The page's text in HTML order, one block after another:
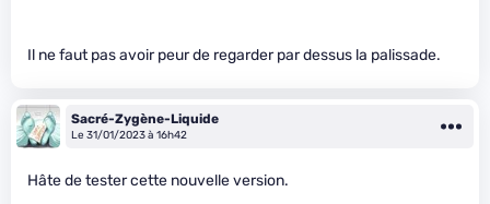
Il ne faut pas avoir peur de regarder par dessus la palissade.
Sacré-Zygène-Liquide
Le 31/01/2023 à 16h42
Hâte de tester cette nouvelle version.